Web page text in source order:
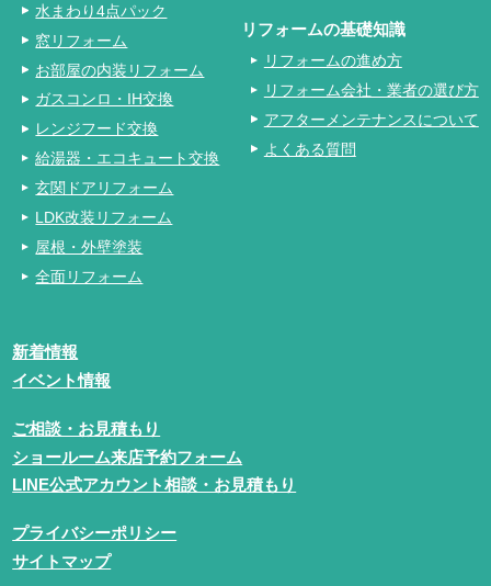
水まわり4点パック
窓リフォーム
お部屋の内装リフォーム
ガスコンロ・IH交換
レンジフード交換
給湯器・エコキュート交換
玄関ドアリフォーム
LDK改装リフォーム
屋根・外壁塗装
全面リフォーム
リフォームの基礎知識
リフォームの進め方
リフォーム会社・業者の選び方
アフターメンテナンスについて
よくある質問
新着情報
イベント情報
ご相談・お見積もり
ショールーム来店予約フォーム
LINE公式アカウント相談・お見積もり
プライバシーポリシー
サイトマップ